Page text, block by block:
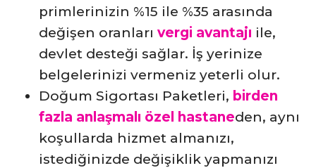
primlerinizin %15 ile %35 arasında
değişen oranları vergi avantajı ile,
devlet desteği sağlar. İş yerinize
belgelerinizi vermeniz yeterli olur.
Doğum Sigortası Paketleri, birden
fazla anlaşmalı özel hastaneden, aynı
koşullarda hizmet almanızı,
istediğinizde değişiklik yapmanızı